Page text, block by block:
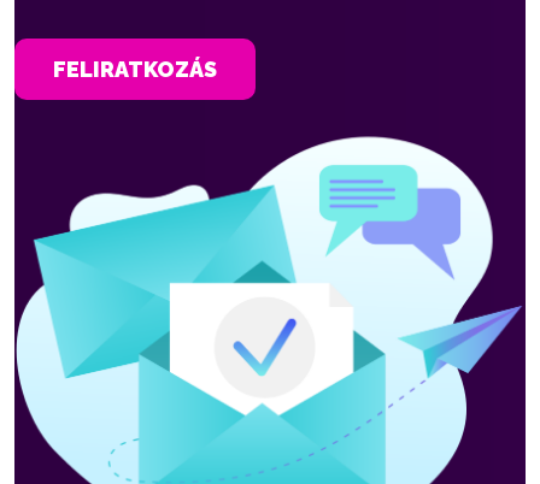
FELIRATKOZÁS